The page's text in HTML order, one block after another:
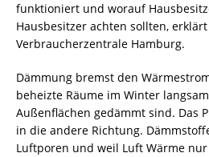
funktioniert und worauf
Hausbesitzer achten sollten,
Verbraucherzentrale Hamburg.
Dämmung bremst den
beheizte Räume im Winter
Außenflächen gedämmt sind. Das
in die andere Richtung.
Luftporen und weil Luft Wärme